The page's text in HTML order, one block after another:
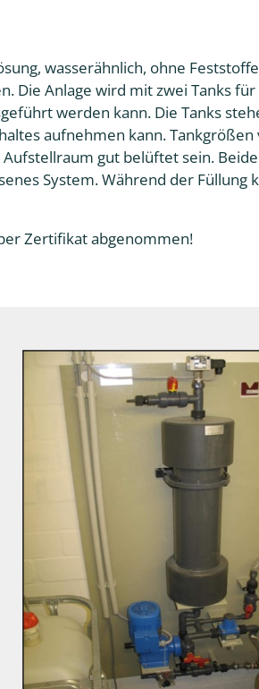
wasserähnlich, ohne
Die Anlage wird mit zwei Tanks
werden kann. Die Tanks
aufnehmen kann.
gut belüftet sein.
System. Während der Füllung
Zertifikat abgenommen!